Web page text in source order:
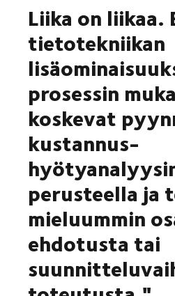
Liika on liikaa.
tietotekniikan
prosessin
koskevat
kustannus-
perusteella ja
mieluummin
ehdotusta tai